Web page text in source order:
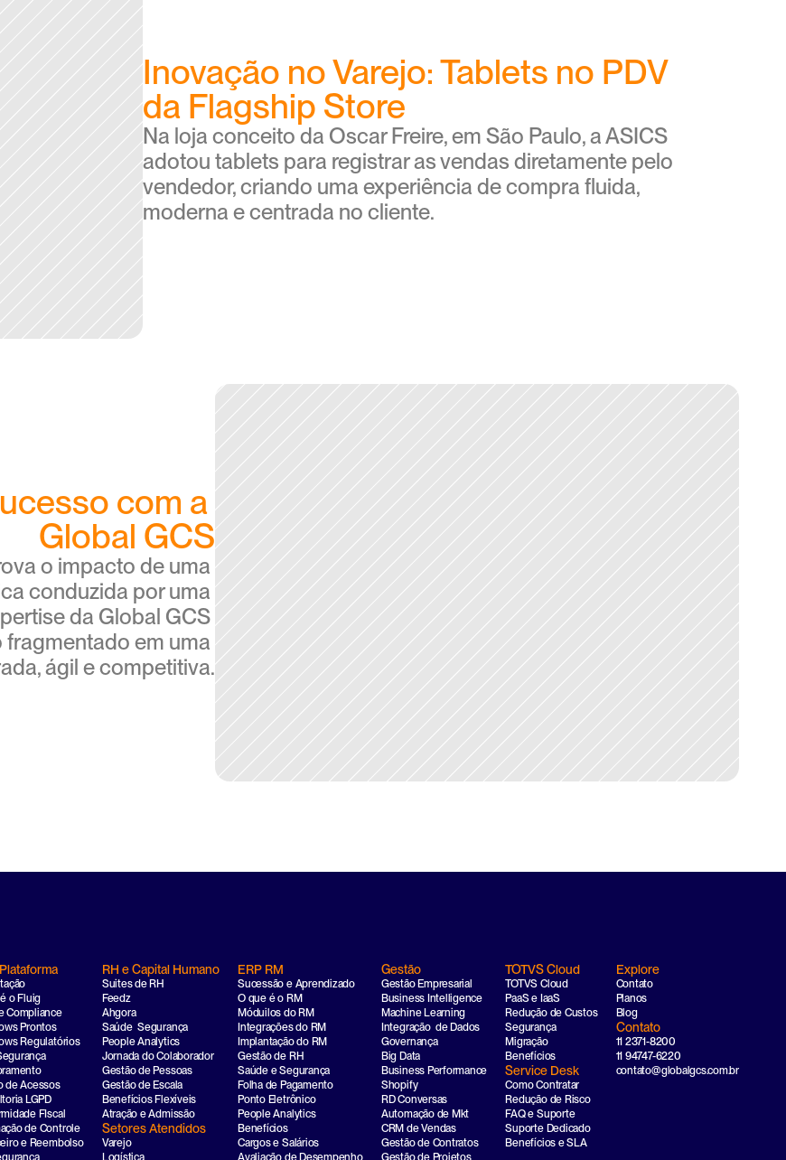
Inovação no Varejo: Tablets no PDV
da Flagship Store
Na loja conceito da Oscar Freire, em São Paulo, a ASICS
adotou tablets para registrar as vendas diretamente pelo
vendedor, criando uma experiência de compra fluida,
moderna e centrada no cliente.
com a
Global GCS
o impacto de uma
conduzida por uma
da Global GCS
em uma
ágil e competitiva.
o Fluig
Compliance
Prontos
Regulatórios
de Acessos
LGPD
FIscal
de Controle
e Reembolso
RH e Capital Humano
Suites de RH
Feedz
Ahgora
Saúde  Segurança
People Analytics
Jornada do Colaborador
Gestão de Pessoas
Gestão de Escala
Benefícios Flexíveis
Atração e Admissão
Setores Atendidos
Varejo
Logística
ERP RM
Sucessão e Aprendizado
O que é o RM
Móduilos do RM
Integrações do RM
Implantação do RM
Gestão de RH
Saúde e Segurança
Folha de Pagamento
Ponto Eletrônico
People Analytics
Benefícios
Cargos e Salários
Avaliação de Desempenho
Gestão
Gestão Empresarial
Business Intelligence
Machine Learning
Integração  de Dados
Governança
Big Data
Business Performance
Shopify
RD Conversas
Automação de Mkt
CRM de Vendas
Gestão de Contratos
Gestão de Projetos
TOTVS Cloud
TOTVS Cloud
PaaS e IaaS
Redução de Custos
Segurança
Migração
Benefícios
Service Desk
Como Contratar
Redução de Risco
FAQ e Suporte
Suporte Dedicado
Benefícios e SLA
Explore
Contato
Planos
Blog
Contato
11 2371-8200
11 94747-6220
contato@globalgcs.com.br